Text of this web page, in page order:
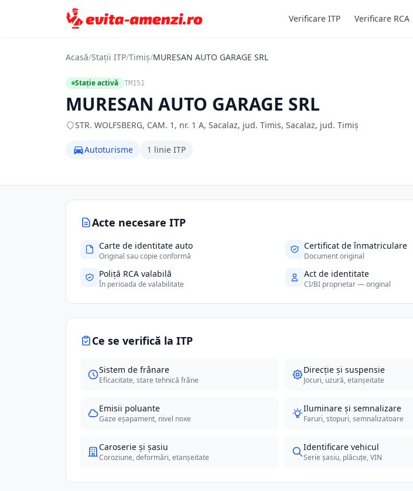
Verificare ITP Verificare RCA
Acasă/Stații ITP/Timiș/MURESAN AUTO GARAGE SRL
Stație activă TM151
MURESAN AUTO GARAGE SRL
STR. WOLFSBERG, CAM. 1, nr. 1 A, Sacalaz, jud. Timis, Sacalaz, jud. Timiș
Autoturisme 1 linie ITP
Acte necesare ITP
Carte de identitate auto
Original sau copie conformă
Certificat de înmatriculare
Document original
Poliță RCA valabilă
În perioada de valabilitate
Act de identitate
CI/BI proprietar — original
Ce se verifică la ITP
Sistem de frânare
Eficacitate, stare tehnică frâne
Direcție și suspensie
Jocuri, uzură, etanșeitate
Emisii poluante
Gaze eșapament, nivel noxe
Iluminare și semnalizare
Faruri, stopuri, semnalizatoare
Caroserie și șasiu
Coroziune, deformări, etanșeitate
Identificare vehicul
Serie șasiu, plăcuțe, VIN